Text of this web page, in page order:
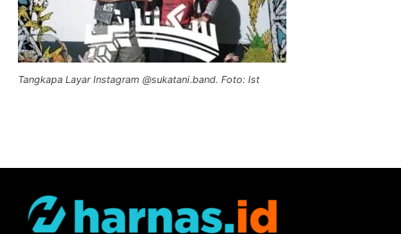
Tangkapa Layar Instagram @sukatani.band. Foto: Ist